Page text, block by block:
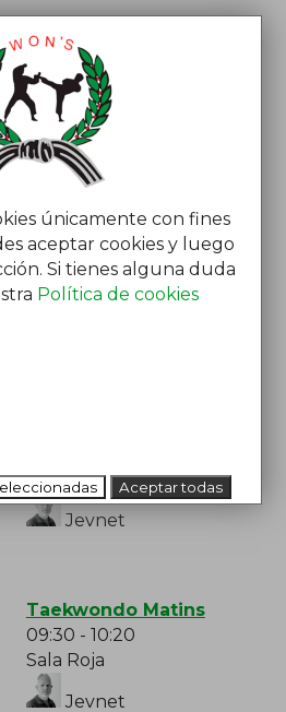
Sala Roja
Jevnet
Taekwondo Matins
09:30 - 10:20
Sala Roja
Jevnet
únicamente con fines
aceptar cookies y luego
Si tienes alguna duda
Política de cookies
Aceptar todas